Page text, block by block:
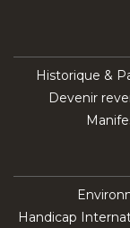
Historique &
Devenir
Handicap